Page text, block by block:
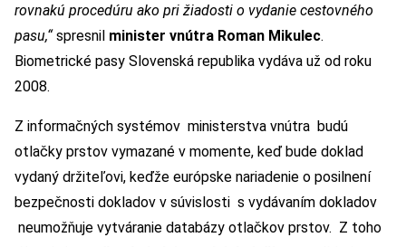
rovnakú procedúru ako pri žiadosti o vydanie cestovného
pasu,“spresnil minister vnútra Roman Mikulec.
Biometrické pasy Slovenská republika vydáva už od roku
2008.
Z informačných systémov ministerstva vnútra budú
otlačky prstov vymazané v momente, keď bude doklad
vydaný držiteľovi, keďže európske nariadenie o posilnení
bezpečnosti dokladov v súvislosti s vydávaním dokladov
neumožňuje vytváranie databázy otlačkov prstov. Z toho